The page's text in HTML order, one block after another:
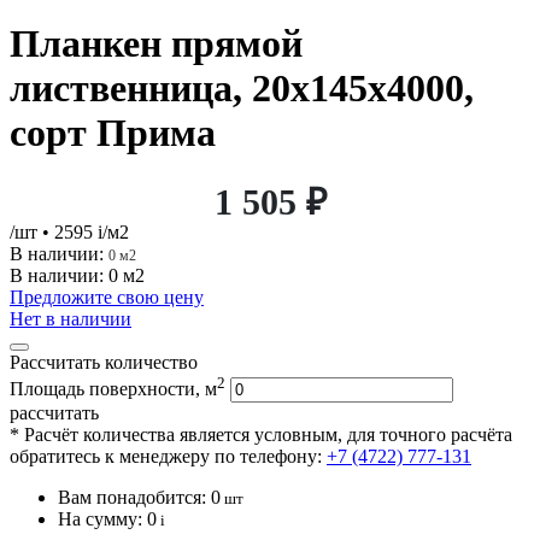
Планкен прямой
лиственница, 20х145х4000,
сорт Прима
1 505 ₽
/шт • 2595 i/м2
В наличии: 0 м2
В наличии: 0 м2
Предложите свою цену
Нет в наличии
Рассчитать количество
Площадь поверхности, м2
рассчитать
* Расчёт количества является условным, для точного расчёта
обратитесь к менеджеру по телефону: +7 (4722) 777-131
Вам понадобится: 0 шт
На сумму: 0 i